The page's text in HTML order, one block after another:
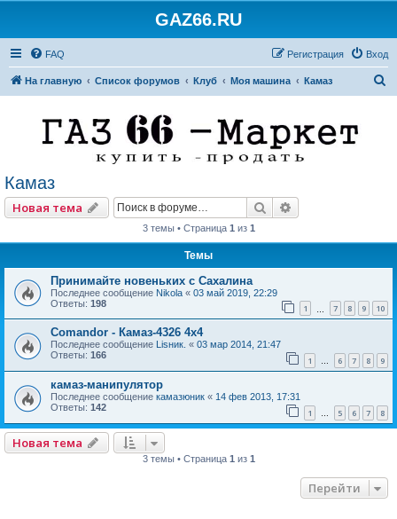
GAZ66.RU
FAQ Вход
Регистрация
На главную Список форумов Клуб Моя машина Камаз
Камаз
Новая тема Поиск
3 темы • Страница 1 из 1
Темы
Принимайте новеньких с Сахалина
Последнее сообщение Nikola « 03 май 2019, 22:29
Ответы: 198 1 7 8 9 10
Comandor - Камаз-4326 4х4
Последнее сообщение Lisник. « 03 мар 2014, 21:47
Ответы: 166 1 … 6 7 8 9
камаз-манипулятор
Последнее сообщение камазюник « 14 фев 2013, 17:31
Ответы: 142 1 … 5 6 7 8
Новая тема
3 темы • Страница 1 из 1
Перейти